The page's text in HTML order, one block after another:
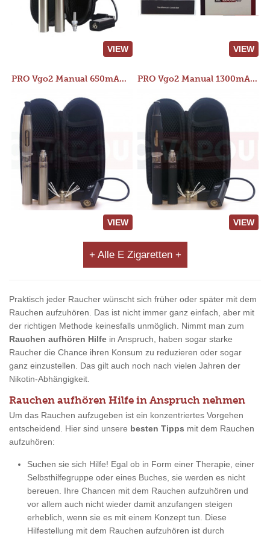
VIEW VIEW
PRO Vgo2 Manual 650mAh Kit
VIEW
PRO Vgo2 Manual 1300mAh Kit
VIEW
+ Alle E Zigaretten +
Praktisch jeder Raucher wünscht sich früher oder später mit dem
Rauchen aufzuhören. Das ist nicht immer ganz einfach, aber mit
der richtigen Methode keinesfalls unmöglich. Nimmt man zum
Rauchen aufhören Hilfe in Anspruch, haben sogar starke
Raucher die Chance ihren Konsum zu reduzieren oder sogar
ganz einzustellen. Das gilt auch noch nach vielen Jahren der
Nikotin-Abhängigkeit.
Rauchen aufhören Hilfe in Anspruch nehmen
Um das Rauchen aufzugeben ist ein konzentriertes Vorgehen
entscheidend. Hier sind unsere besten Tipps mit dem Rauchen
aufzuhören:
Suchen sie sich Hilfe! Egal ob in Form einer Therapie, einer
Selbsthilfegruppe oder eines Buches, sie werden es nicht
bereuen. Ihre Chancen mit dem Rauchen aufzuhören und
vor allem auch nicht wieder damit anzufangen steigen
erheblich, wenn sie es mit einem Konzept tun. Diese
Hilfestellung mit dem Rauchen aufzuhören ist durch